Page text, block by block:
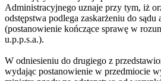
Administracyjnego uznaje przy tym, iż
odstępstwa podlega zaskarżeniu do sądu
(postanowienie kończące sprawę w
u.p.p.s.a.).
W odniesieniu do drugiego z
wydając postanowienie w przedmiocie